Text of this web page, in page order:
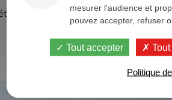
- Autres pièces
mesurer l'audience et
pouvez accepter, refuser
Tout accepter
Politique